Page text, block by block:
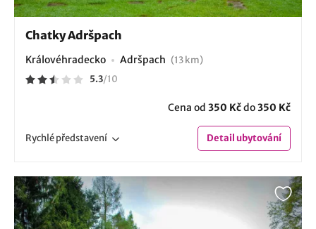
Chatky Adršpach
Královéhradecko Adršpach (13 km)
5.3/10
Cena od 350 Kčdo350 Kč
Rychlépředstavení Detailubytování